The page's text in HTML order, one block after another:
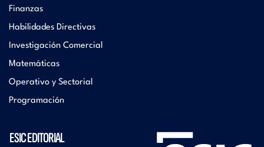
Finanzas
Habilidades Directivas
Investigación Comercial
Matemáticas
Operativo y Sectorial
Programación
ESIC EDITORIAL